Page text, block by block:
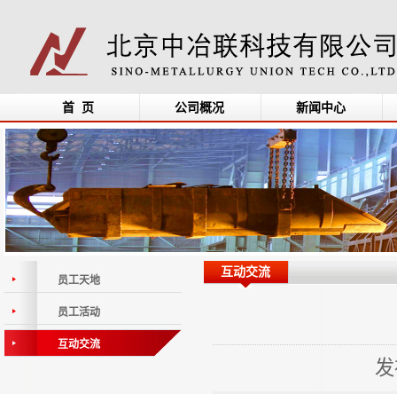
首 页 公司概况 新闻中心
员工天地
员工活动
互动交流
互动交流